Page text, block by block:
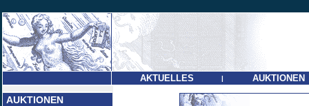
AKTUELLES | AUKTIONEN
AUKTIONEN